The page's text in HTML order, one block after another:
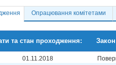
Опрацювання комітетами
та стан проходження:
01.11.2018